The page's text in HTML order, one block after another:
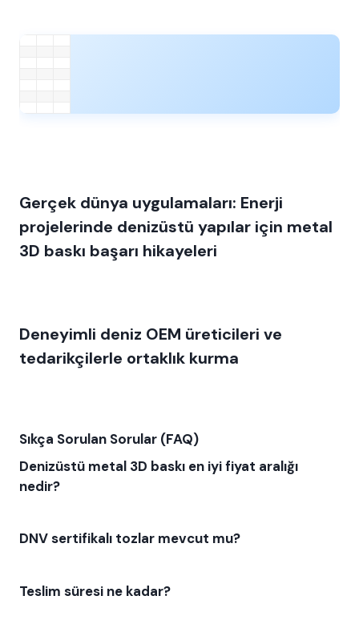
Gerçek dünya uygulamaları: Enerji
projelerinde denizüstü yapılar için metal
3D baskı başarı hikayeleri
Deneyimli deniz OEM üreticileri ve
tedarikçilerle ortaklık kurma
Sıkça Sorulan Sorular (FAQ)
Denizüstü metal 3D baskı en iyi fiyat aralığı
nedir?
DNV sertifikalı tozlar mevcut mu?
Teslim süresi ne kadar?